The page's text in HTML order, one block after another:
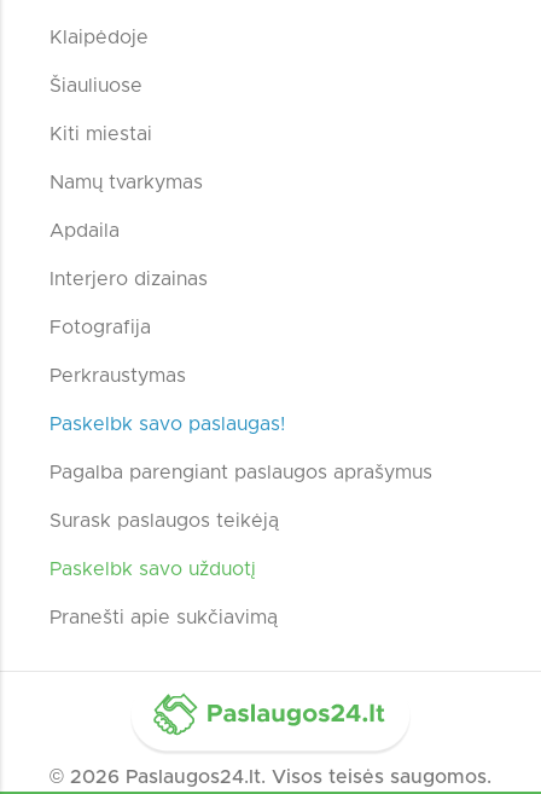
Klaipėdoje
Šiauliuose
Kiti miestai
Namų tvarkymas
Apdaila
Interjero dizainas
Fotografija
Perkraustymas
Paskelbk savo paslaugas!
Pagalba parengiant paslaugos aprašymus
Surask paslaugos teikėją
Paskelbk savo užduotį
Pranešti apie sukčiavimą
© 2026 Paslaugos24.lt. Visos teisės saugomos.